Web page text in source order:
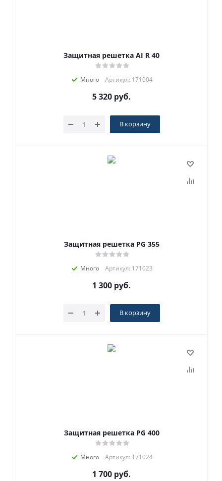
Защитная решетка AI R 40
Много Артикул: 171004
5 320 руб.
В корзину
Защитная решетка PG 355
Много Артикул: 171023
1 300 руб.
В корзину
Защитная решетка PG 400
Много Артикул: 171024
1 700 руб.